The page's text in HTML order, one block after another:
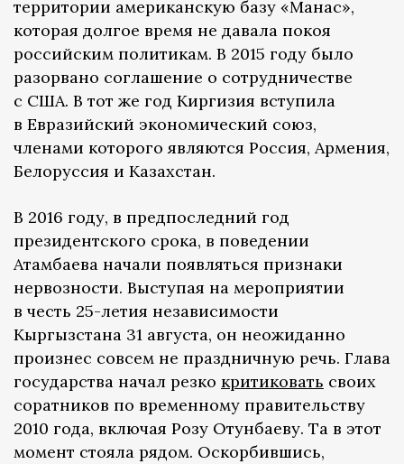
территории американскую базу «Манас»,
которая долгое время не давала покоя
российским политикам. В 2015 году было
разорвано соглашение о сотрудничестве
с США. В тот же год Киргизия вступила
в Евразийский экономический союз,
членами которого являются Россия, Армения,
Белоруссия и Казахстан.
В 2016 году, в предпоследний год
президентского срока, в поведении
Атамбаева начали появляться признаки
нервозности. Выступая на мероприятии
в честь 25-летия независимости
Кыргызстана 31 августа, он неожиданно
произнес совсем не праздничную речь. Глава
государства начал резко критиковать своих
соратников по временному правительству
2010 года, включая Розу Отунбаеву. Та в этот
момент стояла рядом. Оскорбившись,